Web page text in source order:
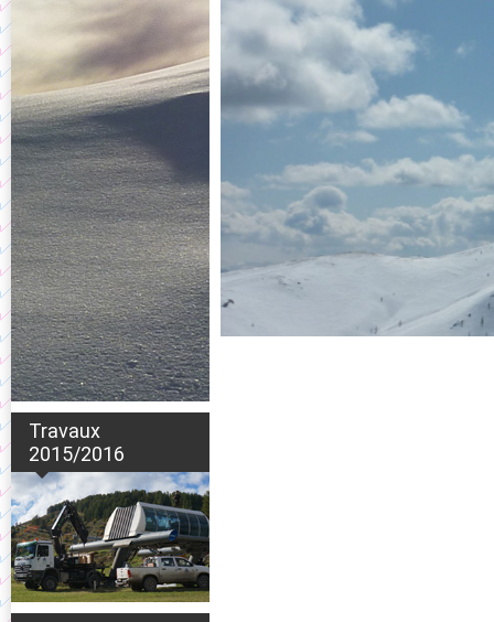
Travaux
2015/2016